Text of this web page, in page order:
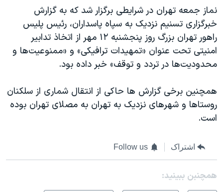
نماز جمعه تهران در شرایطی برگزار شد که به گزارش
خبرگزاری تسنیم نزدیک به سپاه پاسداران، رئیس پلیس
راهور تهران بزرگ روز پنجشنبه ۱۲ مهر از اتخاذ تدابیر
امنیتی تحت عنوان «تمهیدات ترافیکی» و «ممنوعیت‌ها و
محدودیت‌ها در تردد و توقف» خبر داده بود.
همچنین برخی گزارش ها حاکی از انتقال شماری از سلکنان
روستاها و شهرهای نزدیک به تهران به مصلای تهران بوده
است.
اشتراک Follow us
همچنبن ببینید: